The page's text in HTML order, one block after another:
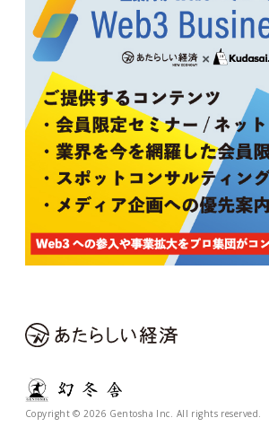
Copyright © 2026 Gentosha Inc. All rights reserved.